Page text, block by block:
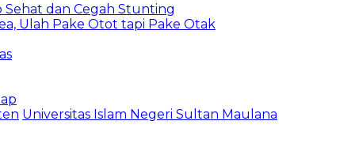
Sehat dan Cegah Stunting
Ulah Pake Otot tapi Pake Otak
Universitas Islam Negeri Sultan Maulana